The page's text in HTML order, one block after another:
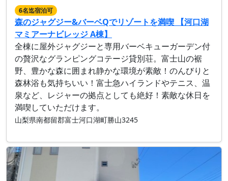
6名迄宿泊可
森のジャグジー&バーベQでリゾートを満喫 【河口湖
マミアーナビレッジ A棟】
全棟に屋外ジャグジーと専用バーベキューガーデン付
の贅沢なグランピングコテージ貸別荘。富士山の裾
野、豊かな森に囲まれ静かな環境が素敵！のんびりと
森林浴も気持ちいい！富士急ハイランドやテニス、温
泉など、レジャーの拠点としても絶好！素敵な休日を
満喫していただけます。
山梨県南都留郡富士河口湖町勝山3245